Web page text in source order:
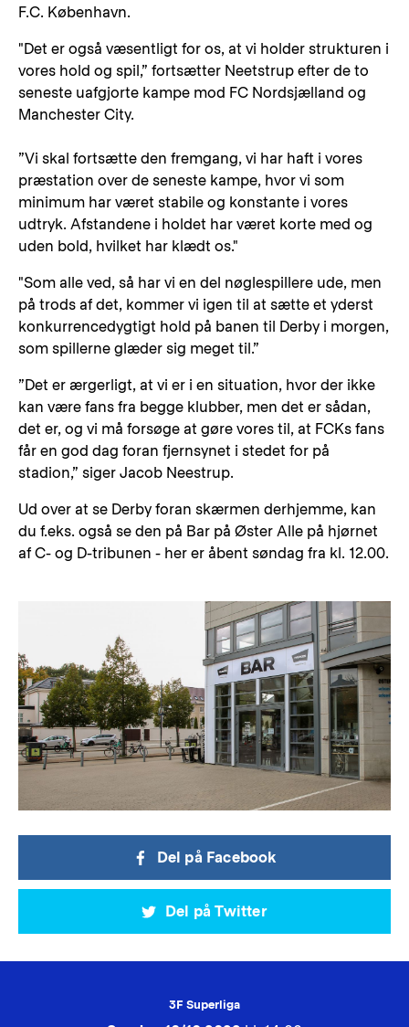
F.C. København.
"Det er også væsentligt for os, at vi holder strukturen i
vores hold og spil,” fortsætter Neetstrup efter de to
seneste uafgjorte kampe mod FC Nordsjælland og
Manchester City.
”Vi skal fortsætte den fremgang, vi har haft i vores
præstation over de seneste kampe, hvor vi som
minimum har været stabile og konstante i vores
udtryk. Afstandene i holdet har været korte med og
uden bold, hvilket har klædt os."
"Som alle ved, så har vi en del nøglespillere ude, men
på trods af det, kommer vi igen til at sætte et yderst
konkurrencedygtigt hold på banen til Derby i morgen,
som spillerne glæder sig meget til.”
”Det er ærgerligt, at vi er i en situation, hvor der ikke
kan være fans fra begge klubber, men det er sådan,
det er, og vi må forsøge at gøre vores til, at FCKs fans
får en god dag foran fjernsynet i stedet for på
stadion,” siger Jacob Neestrup.
Ud over at se Derby foran skærmen derhjemme, kan
du f.eks. også se den på Bar på Øster Alle på hjørnet
af C- og D-tribunen - her er åbent søndag fra kl. 12.00.
Del på Facebook
Del på Twitter
3F Superliga